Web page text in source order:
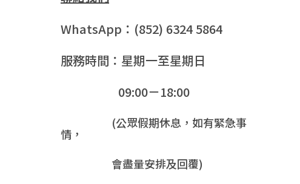
WhatsApp：(852) 6324 5864
服務時間：星期一至星期日
09:00－18:00
(公眾假期休息，如有緊急事
情，
會盡量安排及回覆)